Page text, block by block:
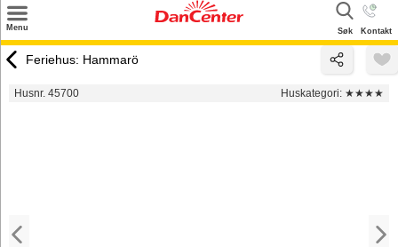
Menu Kontakt
Søk
Tilbud
Feriehus: Hammarö
Husnr. 45700 Huskategori: ★★★★